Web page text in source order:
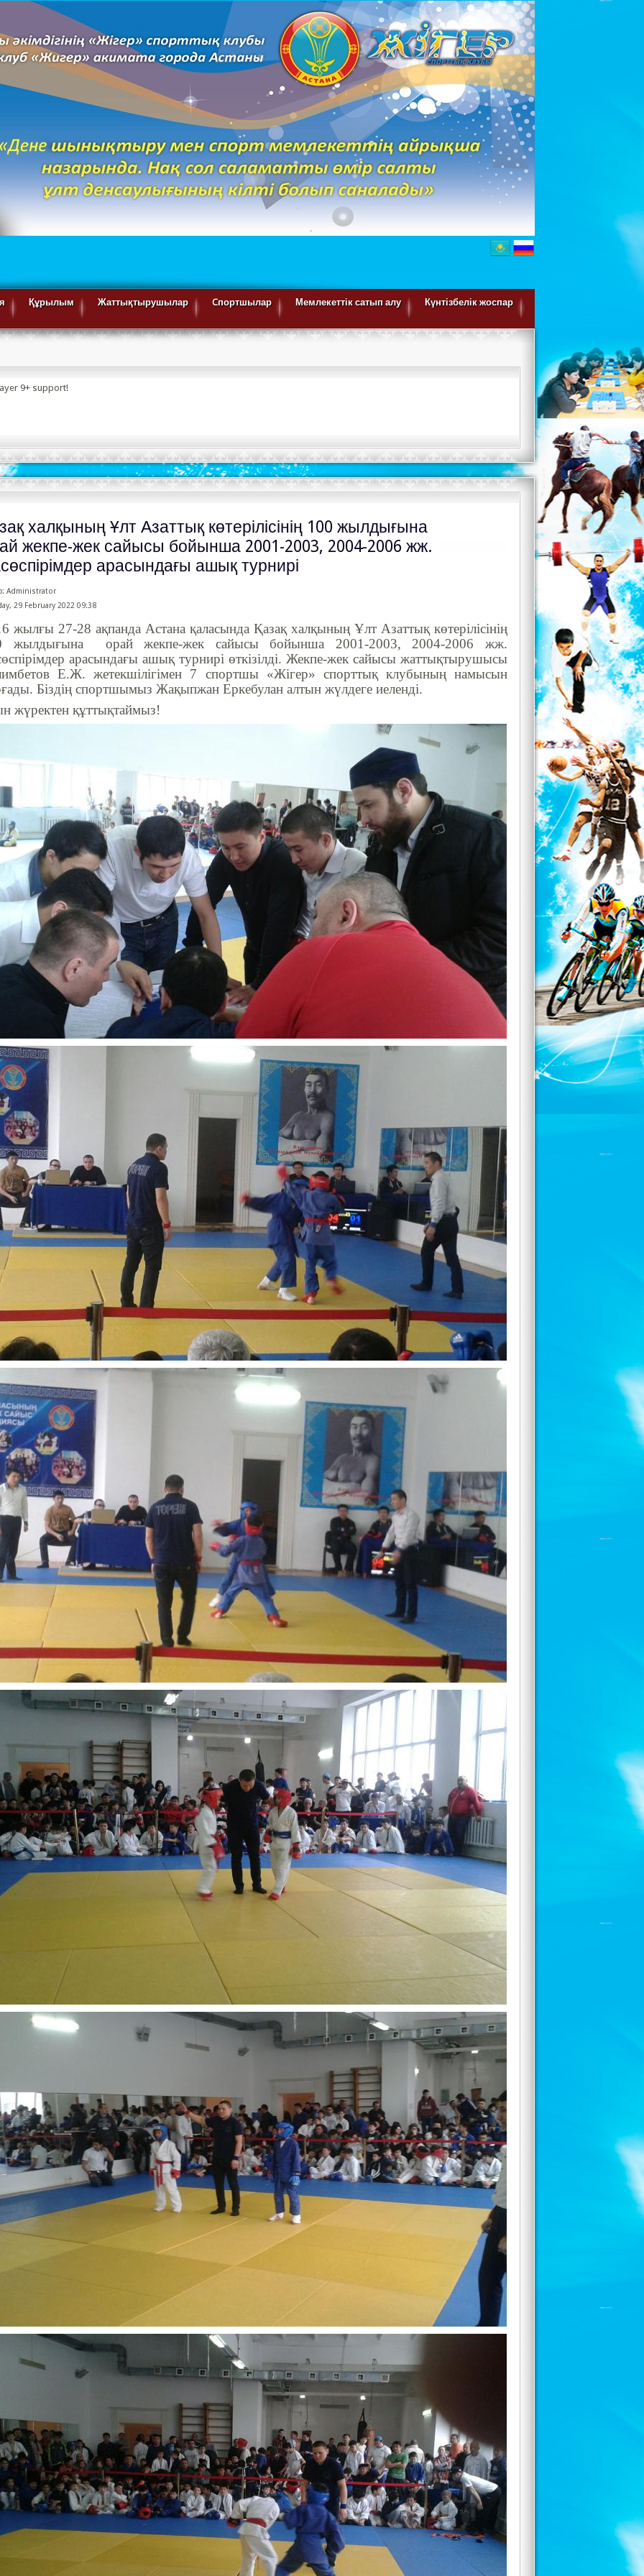
Құрылым Жаттықтырушылар Cпортшылар Мемлекеттік сатып алу Күнтізбелік жоспар
9+ support!
халқының Ұлт Азаттық көтерілісінің 100 жылдығына
жекпе-жек сайысы бойынша 2001-2003, 2004-2006 жж.
арасындағы ашық турнирі
Administrator
29 February 2022 09:38
жылғы 27-28 ақпанда Астана қаласында Қазақ халқының Ұлт Азаттық көтерілісінің
жылдығына орай жекпе-жек сайысы бойынша 2001-2003, 2004-2006 жж.
арасындағы ашық турнирі өткізілді. Жекпе-жек сайысы жаттықтырушысы
Е.Ж. жетекшілігімен 7 спортшы «Жігер» спорттық клубының намысын
Біздің спортшымыз Жақыпжан Еркебулан алтын жүлдеге иеленді.
жүректен құттықтаймыз!